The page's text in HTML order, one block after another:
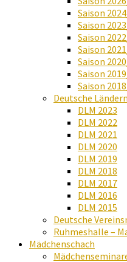
Saison
Saison
Saison
Saison
Saison
Saison
Saison
Deutsche
DLM 2023
DLM 2022
DLM 2021
DLM 2020
DLM 2019
DLM 2018
DLM 2017
DLM 2016
DLM 2015
Deutsche
Ruhmeshalle –
Mädchenschach